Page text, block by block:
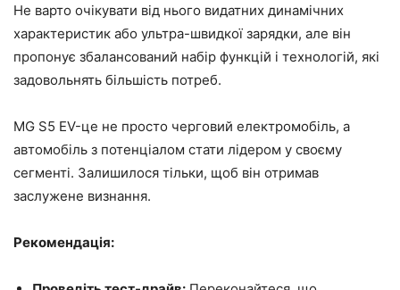
Не варто очікувати від нього видатних динамічних
характеристик або ультра-швидкої зарядки, але він
пропонує збалансований набір функцій і технологій, які
задовольнять більшість потреб.
MG S5 EV-це не просто черговий електромобіль, а
автомобіль з потенціалом стати лідером у своєму
сегменті. Залишилося тільки, щоб він отримав
заслужене визнання.
Рекомендація: